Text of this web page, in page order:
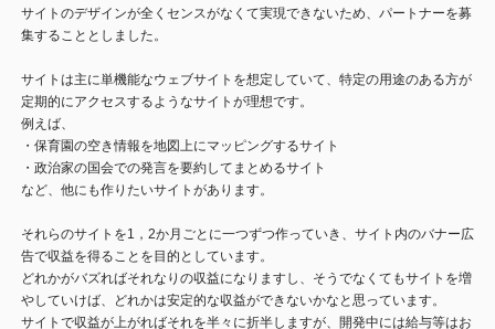
サイトのデザインが全くセンスがなくて実現できないため、パートナーを募
集することとしました。
サイトは主に単機能なウェブサイトを想定していて、特定の用途のある方が
定期的にアクセスするようなサイトが理想です。
例えば、
・保育園の空き情報を地図上にマッピングするサイト
・政治家の国会での発言を要約してまとめるサイト
など、他にも作りたいサイトがあります。
それらのサイトを1，2か月ごとに一つずつ作っていき、サイト内のバナー広
告で収益を得ることを目的としています。
どれかがバズればそれなりの収益になりますし、そうでなくてもサイトを増
やしていけば、どれかは安定的な収益ができないかなと思っています。
サイトで収益が上がればそれを半々に折半しますが、開発中には給与等はお